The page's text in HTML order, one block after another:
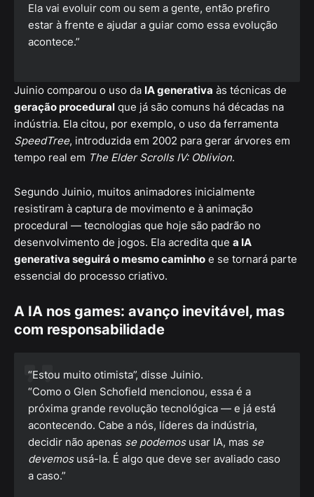
Ela vai evoluir com ou sem a gente, então prefiro
estar à frente e ajudar a guiar como essa evolução
acontece.”
Juinio comparou o uso da IA generativa às técnicas de
geração procedural que já são comuns há décadas na
indústria. Ela citou, por exemplo, o uso da ferramenta
SpeedTree, introduzida em 2002 para gerar árvores em
tempo real em The Elder Scrolls IV: Oblivion.
Segundo Juinio, muitos animadores inicialmente
resistiram à captura de movimento e à animação
procedural — tecnologias que hoje são padrão no
desenvolvimento de jogos. Ela acredita que a IA
generativa seguirá o mesmo caminho e se tornará parte
essencial do processo criativo.
A IA nos games: avanço inevitável, mas
com responsabilidade
“Estou muito otimista”, disse Juinio.
“Como o Glen Schofield mencionou, essa é a
próxima grande revolução tecnológica — e já está
acontecendo. Cabe a nós, líderes da indústria,
decidir não apenas se podemosusar IA, mas se
devemosusá-la. É algo que deve ser avaliado caso
a caso.”